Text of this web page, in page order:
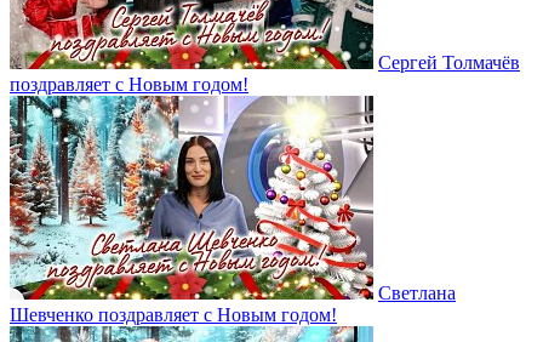
Сергей Толмачёв
поздравляет с Новым годом!
Светлана
Шевченко поздравляет с Новым годом!